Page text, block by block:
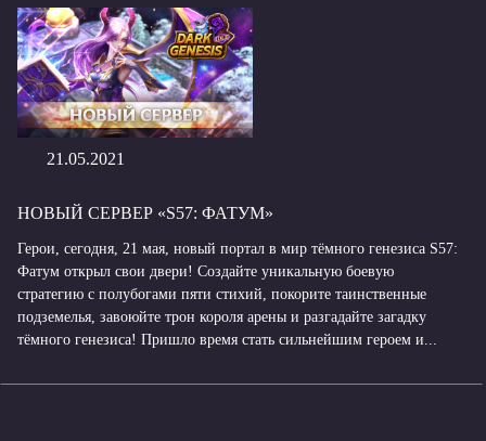
21.05.2021
НОВЫЙ СЕРВЕР «S57: ФАТУМ»
Герои, сегодня, 21 мая, новый портал в мир тёмного генезиса S57:
Фатум открыл свои двери! Создайте уникальную боевую
стратегию с полубогами пяти стихий, покорите таинственные
подземелья, завоюйте трон короля арены и разгадайте загадку
тёмного генезиса! Пришло время стать сильнейшим героем и...